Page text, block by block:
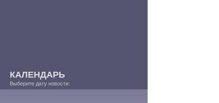
КАЛЕНДАРЬ
Выберите дату новости: